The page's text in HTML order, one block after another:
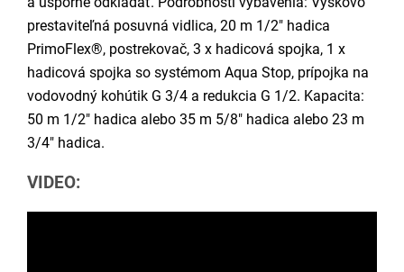
prestaviteľná posuvná vidlica, 20 m 1/2" hadica
PrimoFlex®, postrekovač, 3 x hadicová spojka, 1 x
hadicová spojka so systémom Aqua Stop, prípojka na
vodovodný kohútik G 3/4 a redukcia G 1/2. Kapacita:
50 m 1/2" hadica alebo 35 m 5/8" hadica alebo 23 m
3/4" hadica.
VIDEO: